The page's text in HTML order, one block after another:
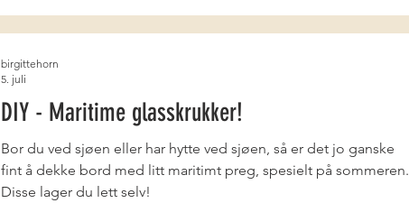
DIY - Maritime glasskrukker!
Bor du ved sjøen eller har hytte ved sjøen, så er det jo ganske
fint å dekke bord med litt maritimt preg, spesielt på sommeren.
Disse lager du lett selv!
birgittehorn
5. juli